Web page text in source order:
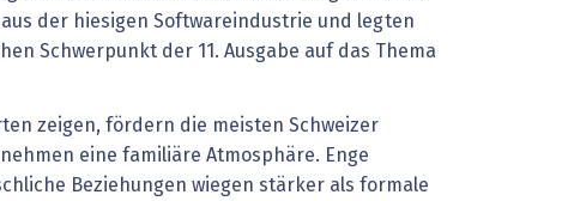
der hiesigen Softwareindustrie und legten
Schwerpunkt der 11. Ausgabe auf das Thema
zeigen, fördern die meisten Schweizer
eine familiäre Atmosphäre. Enge
Beziehungen wiegen stärker als formale